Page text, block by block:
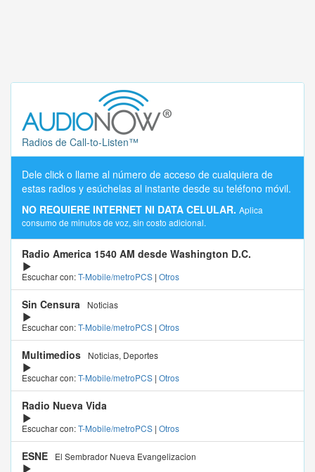
Radios de Call-to-Listen™
Dele click o llame al número de acceso de cualquiera de
estas radios y esúchelas al instante desde su teléfono móvil.
NO REQUIERE INTERNET NI DATA CELULAR. Aplica
consumo de minutos de voz, sin costo adicional.
Radio America 1540 AM desde Washington D.C.
Escuchar con:T-Mobile/metroPCS | Otros
Sin Censura
Noticias
Escuchar con:T-Mobile/metroPCS | Otros
Multimedios
Noticias, Deportes
Escuchar con:T-Mobile/metroPCS | Otros
Radio Nueva Vida
Escuchar con:T-Mobile/metroPCS | Otros
ESNE
El Sembrador Nueva Evangelizacion